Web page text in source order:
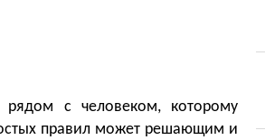
рядом с человеком, которому
правил может решающим и